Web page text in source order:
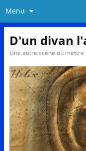
Menu
D'un divan
Une autre scène où